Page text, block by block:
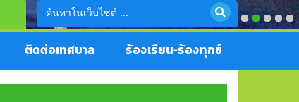
ติดต่อเทศบาล ร้องเรียน-ร้องทุกข์